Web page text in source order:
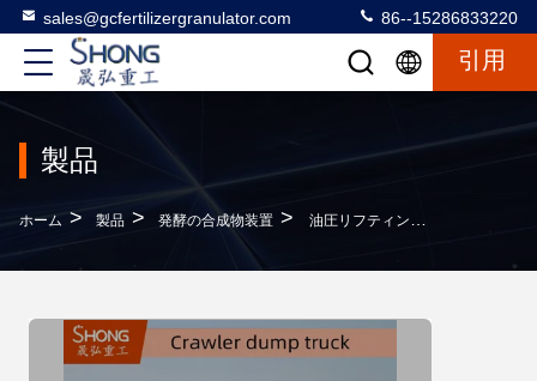
sales@gcfertilizergranulator.com 86--15286833220
引用
製品
ホーム > 製品 > 発酵の合成物装置 > 油圧リフティング付き炭素鋼ディーゼルエンジンコンポストターナー（効率的な肥料生産用）